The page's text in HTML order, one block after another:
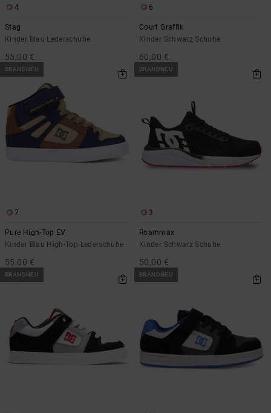
4
Stag
Kinder Blau Lederschuhe
55,00 €
6
Court Graffik
Kinder Schwarz Schuhe
60,00 €
BRANDNEU
7
Pure High-Top EV
Kinder Blau High-Top-Lederschuhe
55,00 €
BRANDNEU
3
Roammax
Kinder Schwarz Schuhe
50,00 €
BRANDNEU BRANDNEU